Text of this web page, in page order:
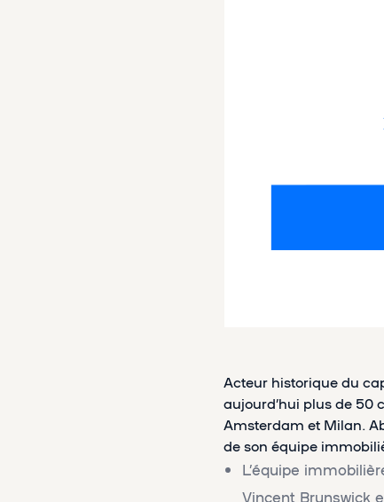
Acteur historique du
aujourd’hui plus de 50
Amsterdam et Milan.
de son équipe
L’équipe
Vincent Brunswick